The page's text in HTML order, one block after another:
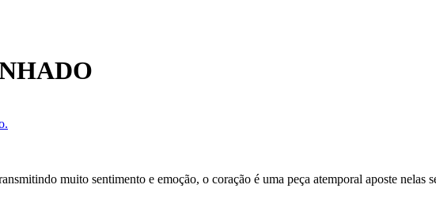
muito sentimento e emoção, o coração é uma peça atemporal aposte nelas